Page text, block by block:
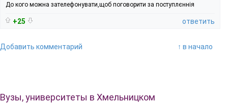
До кого можна зателефонувати,щоб поговорити за поступлєннія
+25 ответить
Добавить комментарий ↑ в начало
Вузы, университеты в Хмельницком